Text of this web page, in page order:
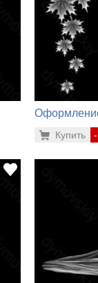
Купить